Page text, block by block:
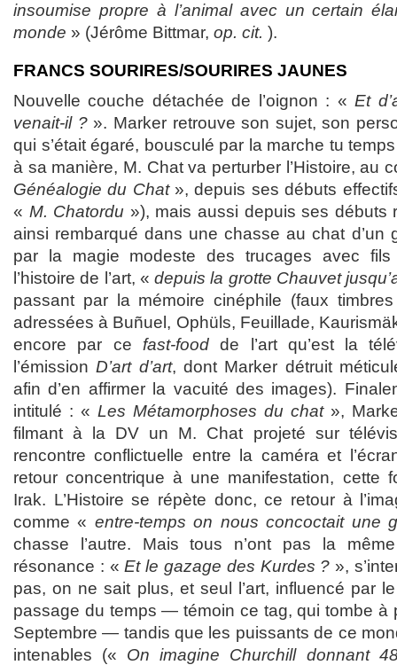
insoumise propre à l’animal avec un certain
monde » (Jérôme Bittmar, op. cit. ).
FRANCS SOURIRES/SOURIRES JAUNES
Nouvelle couche détachée de l’oignon : «Et
venait-il ? ». Marker retrouve son sujet, son
qui s’était égaré, bousculé par la marche tu
à sa manière, M. Chat va perturber l’Histoire, au
Généalogie du Chat», depuis ses débuts
« M. Chatordu »), mais aussi depuis ses débuts
ainsi rembarqué dans une chasse au chat d’un
par la magie modeste des trucages avec fils
l’histoire de l’art, «depuis la grotte Chauvet
passant par la mémoire cinéphile (faux
adressées à Buñuel, Ophüls, Feuillade,
encore par ce fast-foodde l’art qu’est la
l’émissionD’art d’art, dont Marker détruit
afin d’en affirmer la vacuité des images).
intitulé : « Les Métamorphoses du chat»,
filmant à la DV un M. Chat projeté sur
rencontre conflictuelle entre la caméra et
retour concentrique à une manifestation, cette
Irak. L’Histoire se répète donc, ce retour à
comme « entre-temps on nous concoctait une
chasse l’autre. Mais tous n’ont pas la
résonance : «Et le gazage des Kurdes ? »,
pas, on ne sait plus, et seul l’art, influencé par
passage du temps — témoin ce tag, qui tombe à
Septembre — tandis que les puissants de ce
intenables (« On imagine Churchill donnant